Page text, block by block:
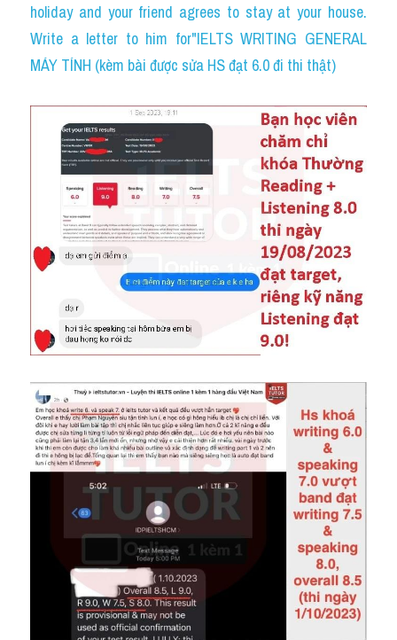
holiday and your friend agrees to stay at your house.
Write a letter to him for"IELTS WRITING GENERAL
MÁY TÍNH (kèm bài được sửa HS đạt 6.0 đi thi thật)